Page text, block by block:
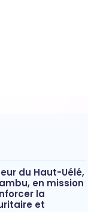
du Haut-Uélé,
en mission
la
et